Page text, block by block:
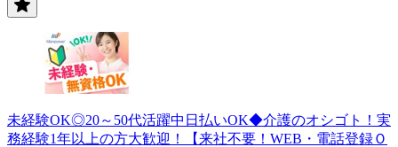
未経験OK◎20～50代活躍中日払いOK◆介護のオシゴト！実
務経験1年以上の方大歓迎！【来社不要！WEB・電話登録Ｏ